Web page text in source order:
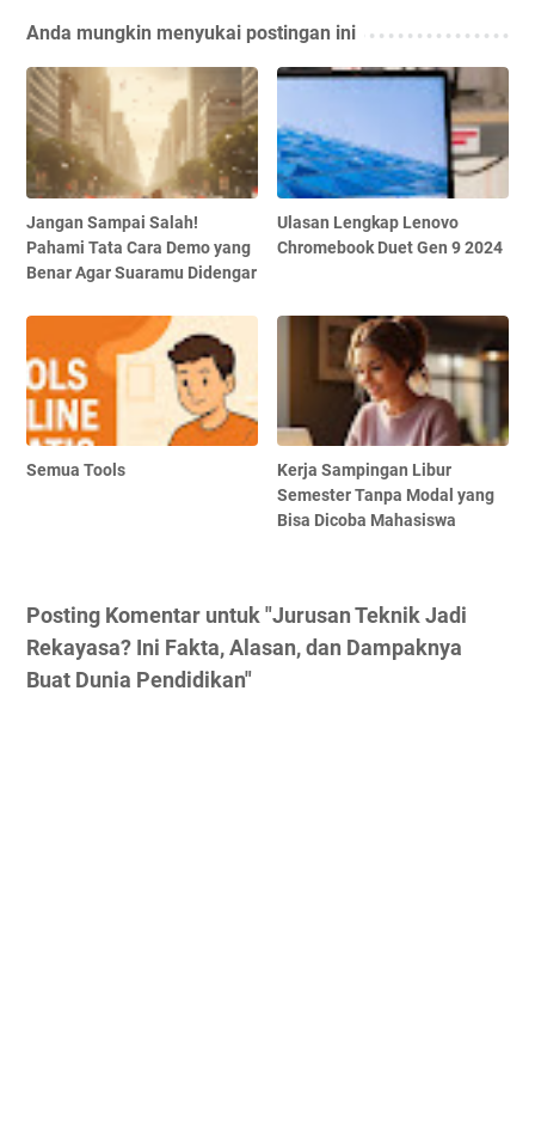
Anda mungkin menyukai postingan ini
Jangan Sampai Salah!
Pahami Tata Cara Demo yang
Benar Agar Suaramu Didengar
Ulasan Lengkap Lenovo
Chromebook Duet Gen 9 2024
Semua Tools
Kerja Sampingan Libur
Semester Tanpa Modal yang
Bisa Dicoba Mahasiswa
Posting Komentar untuk "Jurusan Teknik Jadi
Rekayasa? Ini Fakta, Alasan, dan Dampaknya
Buat Dunia Pendidikan"